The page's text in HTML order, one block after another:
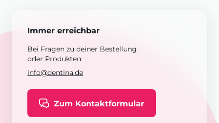
Immer erreichbar
Bei Fragen zu deiner Bestellung
oder Produkten:
info@dentina.de
Zum Kontaktformular